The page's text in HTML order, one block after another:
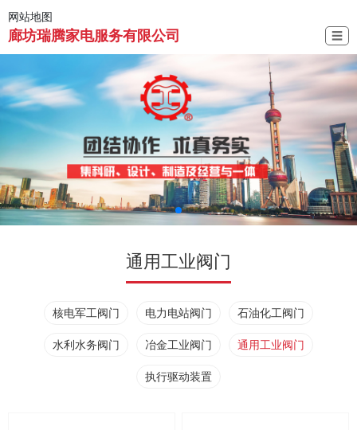
网站地图
廊坊瑞腾家电服务有限公司 ☰
通用工业阀门
核电军工阀门 电力电站阀门 石油化工阀门
水利水务阀门 冶金工业阀门 通用工业阀门
执行驱动装置